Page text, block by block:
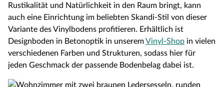
Rustikalität und Natürlichkeit in den Raum bringt, kann
auch eine Einrichtung im beliebten Skandi-Stil von dieser
Variante des Vinylbodens profitieren. Erhältlich ist
Designboden in Betonoptik in unseremVinyl-Shop in vielen
verschiedenen Farben und Strukturen, sodass hier für
jeden Geschmack der passende Bodenbelag dabei ist.